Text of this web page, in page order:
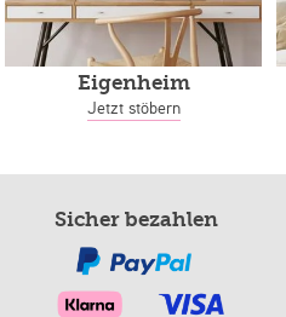
Eigenheim
Jetzt stöbern
Sicher bezahlen